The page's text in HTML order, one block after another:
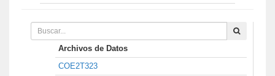
Archivos de Datos
COE2T323